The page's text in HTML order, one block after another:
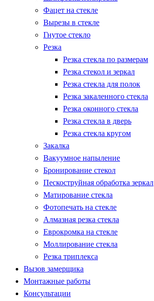
Фацет на стекле
Вырезы в стекле
Гнутое стекло
Резка
Резка стекла по размерам
Резка стекол и зеркал
Резка стекла для полок
Резка закаленного стекла
Резка оконного стекла
Резка стекла в дверь
Резка стекла кругом
Закалка
Вакуумное напыление
Бронирование стекол
Пескоструйная обработка зеркал
Матирование стекла
Фотопечать на стекле
Алмазная резка стекла
Еврокромка на стекле
Моллирование стекла
Резка триплекса
Вызов замерщика
Монтажные работы
Консультации